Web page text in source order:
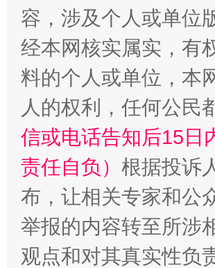
容，涉及个人或单位
经本网核实属实，有
料的个人或单位，本
人的权利，任何公民
信或电话告知后15日
责任自负） 根据投诉
布，让相关专家和公
举报的内容转至所涉
观点和对其真实性负